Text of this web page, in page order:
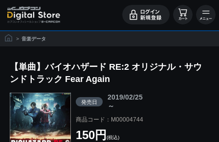
> 音楽データ
【単曲】バイオハザード RE:2 オリジナル・サウ
ンドトラック Fear Again
発売日
2019/02/25
～
商品コード：M00004744
150円 (税込)